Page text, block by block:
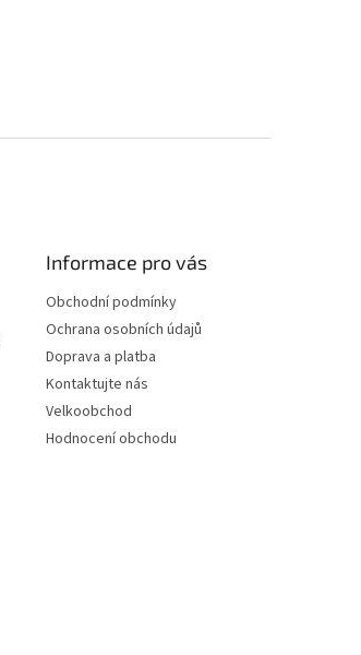
Informace pro vás
Obchodní podmínky
Ochrana osobních údajů
Doprava a platba
Kontaktujte nás
Velkoobchod
Hodnocení obchodu